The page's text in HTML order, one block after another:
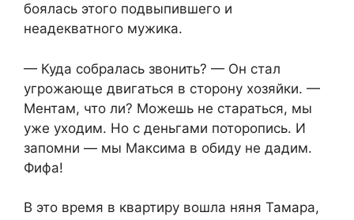
боялась этого подвыпившего и
неадекватного мужика.
— Куда собралась звонить? — Он стал
угрожающе двигаться в сторону хозяйки. —
Ментам, что ли? Можешь не стараться, мы
уже уходим. Но с деньгами поторопись. И
запомни — мы Максима в обиду не дадим.
Фифа!
В это время в квартиру вошла няня Тамара,